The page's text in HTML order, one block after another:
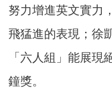
努力增進英文實力
飛猛進的表現；徐
「六人組」能展現
鐘獎。